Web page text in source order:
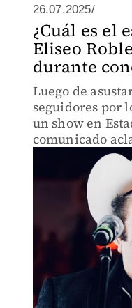
26.07.2025/
¿Cuál es el
Eliseo
durante
Luego de
seguidores por
un show en
comunicado